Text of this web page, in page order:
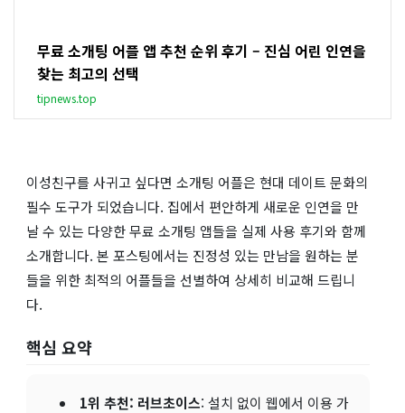
무료 소개팅 어플 앱 추천 순위 후기 – 진심 어린 인연을
찾는 최고의 선택
tipnews.top
이성친구를 사귀고 싶다면 소개팅 어플은 현대 데이트 문화의
필수 도구가 되었습니다. 집에서 편안하게 새로운 인연을 만
날 수 있는 다양한 무료 소개팅 앱들을 실제 사용 후기와 함께
소개합니다. 본 포스팅에서는 진정성 있는 만남을 원하는 분
들을 위한 최적의 어플들을 선별하여 상세히 비교해 드립니
다.
핵심 요약
1위 추천: 러브초이스: 설치 없이 웹에서 이용 가